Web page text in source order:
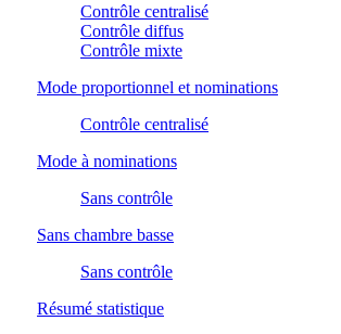
Contrôle centralisé
Contrôle diffus
Contrôle mixte
Mode proportionnel et nominations
Contrôle centralisé
Mode à nominations
Sans contrôle
Sans chambre basse
Sans contrôle
Résumé statistique